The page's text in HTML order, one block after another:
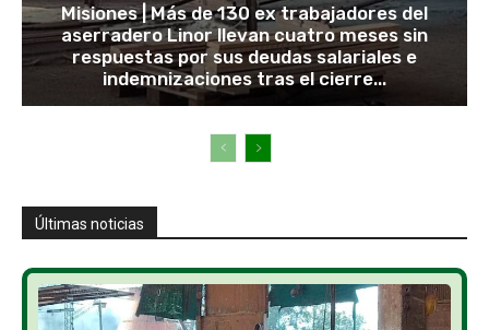
Misiones | Más de 130 ex trabajadores del
aserradero Linor llevan cuatro meses sin
respuestas por sus deudas salariales e
indemnizaciones tras el cierre...
Últimas noticias